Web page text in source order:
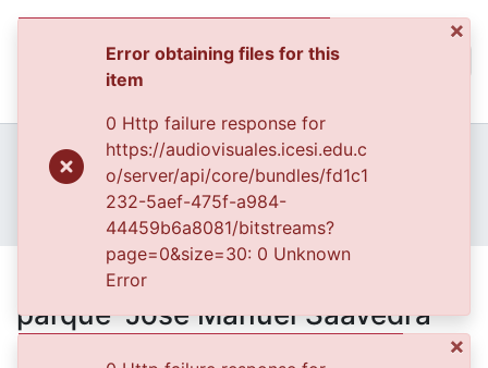
All of DSpace
Statistics
Home
Archivo del Patrimonio Fotográfico y Fílmico del Valle del Cauca
Fondo Archivo del Patrimonio Fotográfico y Fílmico del Valle del Cauca
Lo Cotidiano
APFFVC - Fotos Familiares - Patrimonial
Grupo familiar en paseo por el parque "José Manuel Saavedra Galindo" en Guacarí
Grupo familiar en paseo por el
parque "José Manuel Saavedra
×
Error obtaining files for this
item
0 Http failure response for
https://audiovisuales.icesi.edu.c
o/server/api/core/bundles/fd1c1
232-5aef-475f-a984-
44459b6a8081/bitstreams?
page=0&size=30: 0 Unknown
Error
×